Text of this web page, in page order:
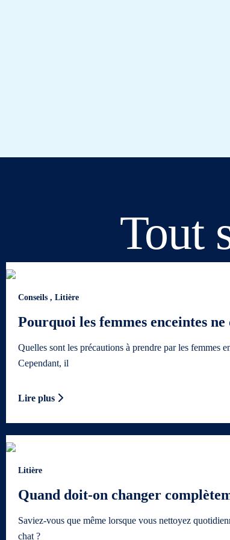
Tout
Conseils , Litière
Pourquoi les femmes enceintes
Quelles sont les précautions à prendre par les femmes
Cependant, il
Lire plus
Litière
Quand doit-on changer
Saviez-vous que même lorsque vous nettoyez
chat ?